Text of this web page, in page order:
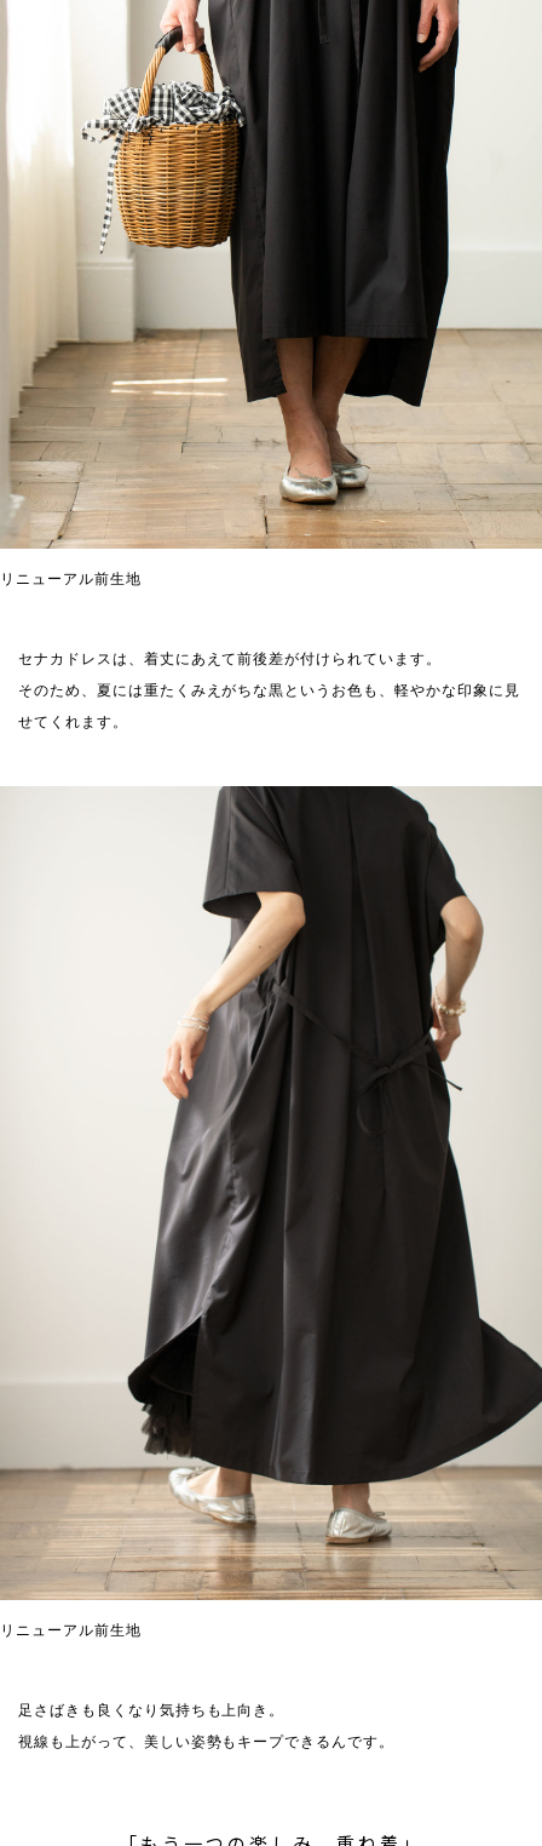
リニューアル前生地
セナカドレスは、着丈にあえて前後差が付けられています。
そのため、夏には重たくみえがちな黒というお色も、軽やかな印象に見
せてくれます。
リニューアル前生地
足さばきも良くなり気持ちも上向き。
視線も上がって、美しい姿勢もキープできるんです。